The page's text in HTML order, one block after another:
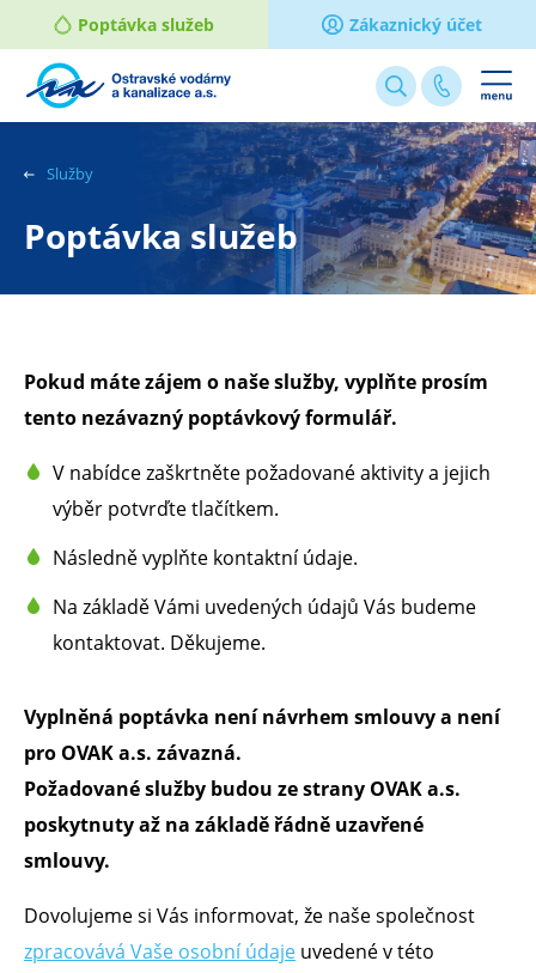
Poptávka služeb Zákaznický účet
Webové
stránky
míruSlužby
Poptávka služeb
Pokud máte zájem o naše služby, vyplňte prosím
tento nezávazný poptávkový formulář.
V nabídce zaškrtněte požadované aktivity a jejich
výběr potvrďte tlačítkem.
Následně vyplňte kontaktní údaje.
Na základě Vámi uvedených údajů Vás budeme
kontaktovat. Děkujeme.
Vyplněná poptávka není návrhem smlouvy a není
pro OVAK a.s. závazná.
Požadované služby budou ze strany OVAK a.s.
poskytnuty až na základě řádně uzavřené
smlouvy.
Dovolujeme si Vás informovat, že naše společnost
zpracovává Vaše osobní údaje uvedené v této